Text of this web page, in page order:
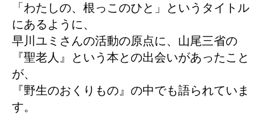
「わたしの、根っこのひと」というタイトル
にあるように、
早川ユミさんの活動の原点に、山尾三省の
『聖老人』という本との出会いがあったこと
が、
『野生のおくりもの』の中でも語られていま
す。